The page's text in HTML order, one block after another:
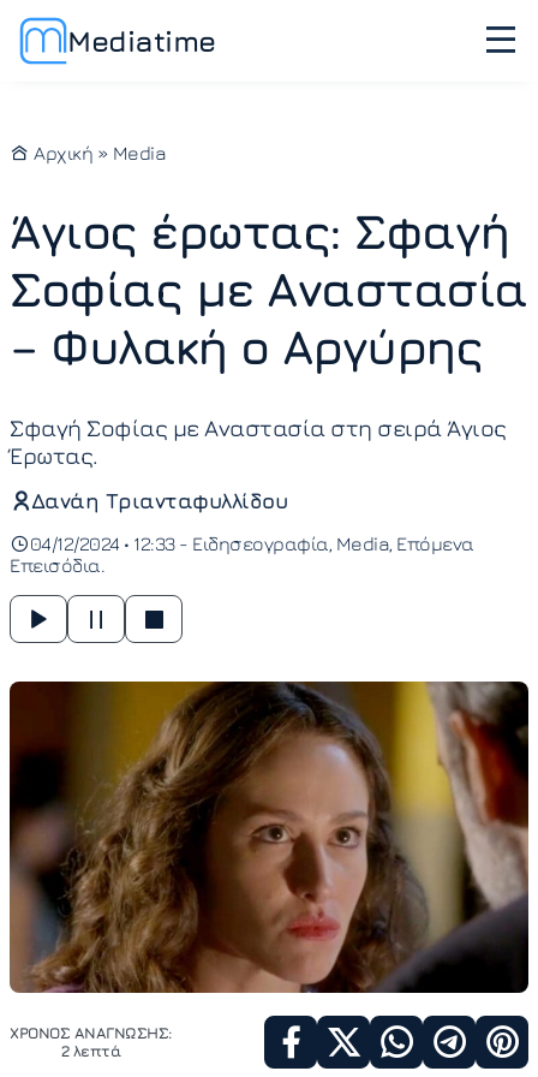
Mediatime
Αρχική » Media
Άγιος έρωτας: Σφαγή
Σοφίας με Αναστασία
– Φυλακή ο Αργύρης
Σφαγή Σοφίας με Αναστασία στη σειρά Άγιος
Έρωτας.
Δανάη Τριανταφυλλίδου
04/12/2024 • 12:33 - Ειδησεογραφία Media Επόμενα
Επεισόδια
ΧΡΟΝΟΣ ΑΝΑΓΝΩΣΗΣ:
2 λεπτά